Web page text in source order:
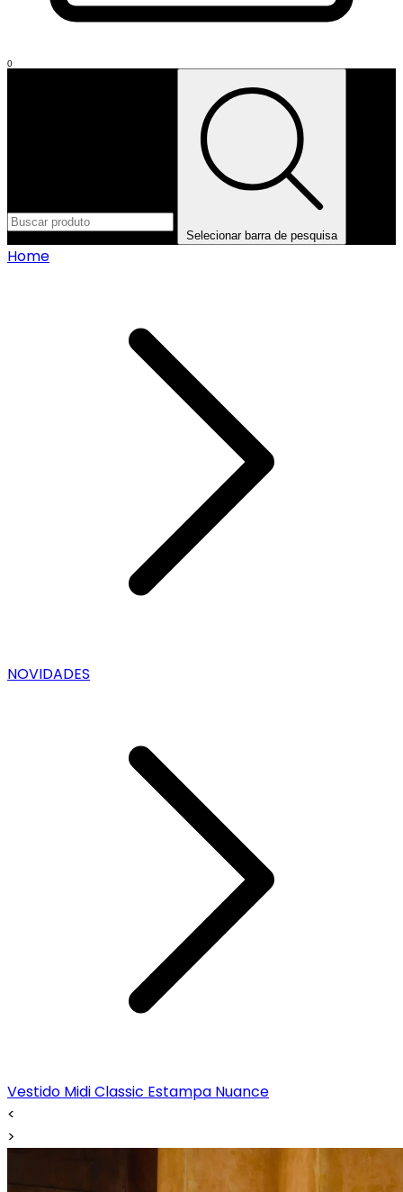
0
Selecionar barra de pesquisa
Home
NOVIDADES
Vestido Midi Classic Estampa Nuance
<
>